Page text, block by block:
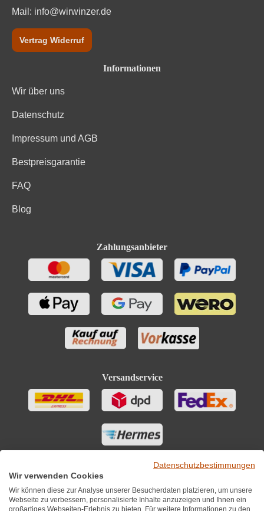
Mail: info@wirwinzer.de
Vertrag Widerruf
Informationen
Wir über uns
Datenschutz
Impressum und AGB
Bestpreisgarantie
FAQ
Blog
Zahlungsanbieter
Versandservice
Datenschutzbestimmungen
Wir verwenden Cookies
Wir können diese zur Analyse unserer Besucherdaten platzieren, um unsere
Webseite zu verbessern, personalisierte Inhalte anzuzeigen und Ihnen ein
großartiges Webseiten-Erlebnis zu bieten. Für weitere Informationen zu den